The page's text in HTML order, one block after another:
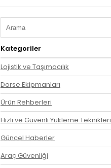
Kategoriler
Lojistik ve Taşımacılık
Dorse Ekipmanları
Ürün Rehberleri
Hızlı ve Güvenli Yükleme Teknikleri
Güncel Haberler
Araç Güvenliği